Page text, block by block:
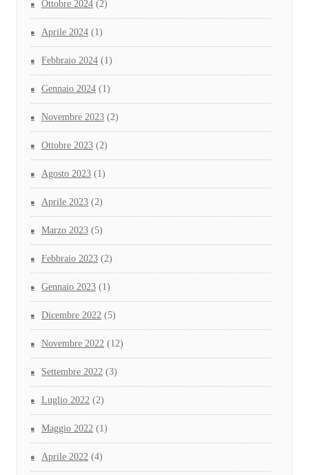
Ottobre 2024 (2)
Aprile 2024 (1)
Febbraio 2024 (1)
Gennaio 2024 (1)
Novembre 2023 (2)
Ottobre 2023 (2)
Agosto 2023 (1)
Aprile 2023 (2)
Marzo 2023 (5)
Febbraio 2023 (2)
Gennaio 2023 (1)
Dicembre 2022 (5)
Novembre 2022 (12)
Settembre 2022 (3)
Luglio 2022 (2)
Maggio 2022 (1)
Aprile 2022 (4)